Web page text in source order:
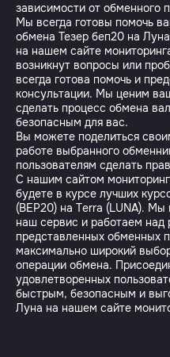
зависимости от обменного
Мы всегда готовы помочь
обмена Тезер беп20 на
на нашем сайте
возникнут вопросы или
всегда готова помочь и
консультации. Мы ценим
сделать процесс обмена
безопасным для вас.
Вы можете поделиться
работе выбранного
пользователям сделать
С нашим сайтом
будете в курсе лучших
(BEP20) на Terra (LUNA).
наш сервис и работаем над
представленных обменных
максимально широкий
операции обмена.
удовлетворенных
быстрым, безопасным и